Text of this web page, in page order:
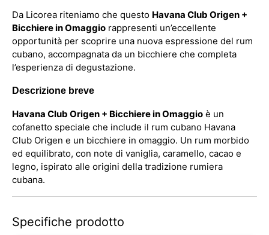
Da Licorea riteniamo che questo Havana Club Origen +
Bicchiere in Omaggio rappresenti un’eccellente
opportunità per scoprire una nuova espressione del rum
cubano, accompagnata da un bicchiere che completa
l’esperienza di degustazione.
Descrizione breve
Havana Club Origen + Bicchiere in Omaggio è un
cofanetto speciale che include il rum cubano Havana
Club Origen e un bicchiere in omaggio. Un rum morbido
ed equilibrato, con note di vaniglia, caramello, cacao e
legno, ispirato alle origini della tradizione rumiera
cubana.
Specifiche prodotto